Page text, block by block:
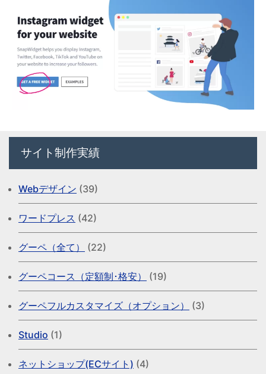
サイト制作実績
Webデザイン (39)
ワードプレス (42)
グーペ（全て） (22)
グーペコース（定額制･格安） (19)
グーペフルカスタマイズ（オプション） (3)
Studio (1)
ネットショップ(ECサイト) (4)